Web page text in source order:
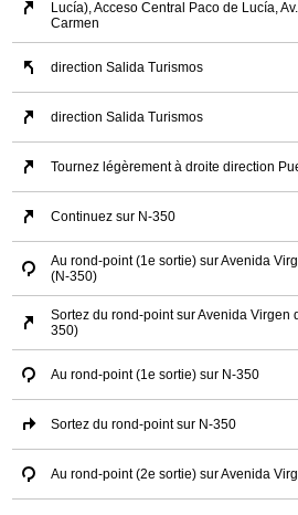
Lucía), Acceso Central Paco de Lucía,
Carmen
direction Salida Turismos
direction Salida Turismos
Tournez légèrement à droite direction
Continuez sur N-350
Au rond-point (1e sortie) sur Avenida
(N-350)
Sortez du rond-point sur Avenida Virgen
350)
Au rond-point (1e sortie) sur N-350
Sortez du rond-point sur N-350
Au rond-point (2e sortie) sur Avenida